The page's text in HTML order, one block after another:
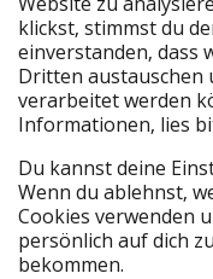
1. "Der Kurze"
Bei diesem Roadtrip
lange bzw. könnt ihr
Hotel, von dem ihr
Von San Francsico
immer der
passiert Orte wie
klickst, stimmst du
einverstanden, dass
Dritten austauschen
verarbeitet werden
Informationen, lies
Du kannst deine
Wenn du ablehnst,
Cookies verwenden
persönlich auf dich
bekommen.